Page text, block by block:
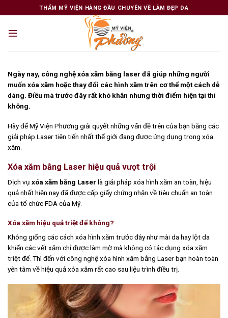
to
THẨM MỸ VIỆN HÀNG ĐẦU CHUYÊN VỀ LÀM ĐẸP DA
Ngày nay, công nghệ xóa xăm bằng laser đã giúp những người
muốn xóa xăm hoặc thay đổi các hình xăm trên cơ thể một cách dễ
dàng. Điều mà trước đây rất khó khăn nhưng thời điểm hiện tại thì
không.
Hãy để Mỹ Viện Phương giải quyết những vấn đề trên của bạn bằng các
giải pháp Laser tiên tiến nhất thế giới đang được ứng dụng trong xóa
xăm.
Xóa xăm bằng Laser hiệu quả vượt trội
Dịch vụ xóa xăm bằng Laser là giải pháp xóa hình xăm an toàn, hiệu
quả nhất hiện nay đã được cấp giấy chứng nhận về tiêu chuẩn an toàn
của tổ chức FDA của Mỹ.
Xóa xăm hiệu quả triệt để không?
Không giống các cách xóa hình xăm trước đây như mài da hay lột da
khiến các vết xăm chỉ được làm mờ mà không có tác dụng xóa xăm
triệt để. Thì đến với công nghệ xóa hình xăm bằng Laser bạn hoàn toàn
yên tâm về hiệu quả xóa xăm rất cao sau liệu trình điều trị.